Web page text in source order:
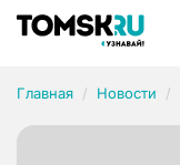
Главная Новости